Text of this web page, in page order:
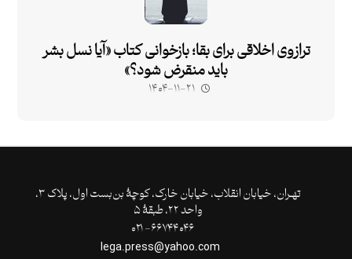
ترازوی اخلاقی برای بقا؛ بازخوانی کتاب «آیا نسل بشر
باید منقرض شود؟»
۱۴۰۴-۱۱-۲۱
تهـران،‌ خیابان انقلاب، خیابان خارک، کوچۀ بن‌بست اول، پلاک ۳،
واحد ۲۲، طبقۀ ۵